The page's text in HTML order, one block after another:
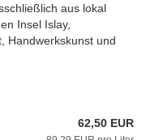
aus lokal
Insel Islay,
Handwerkskunst und
62,50 EUR